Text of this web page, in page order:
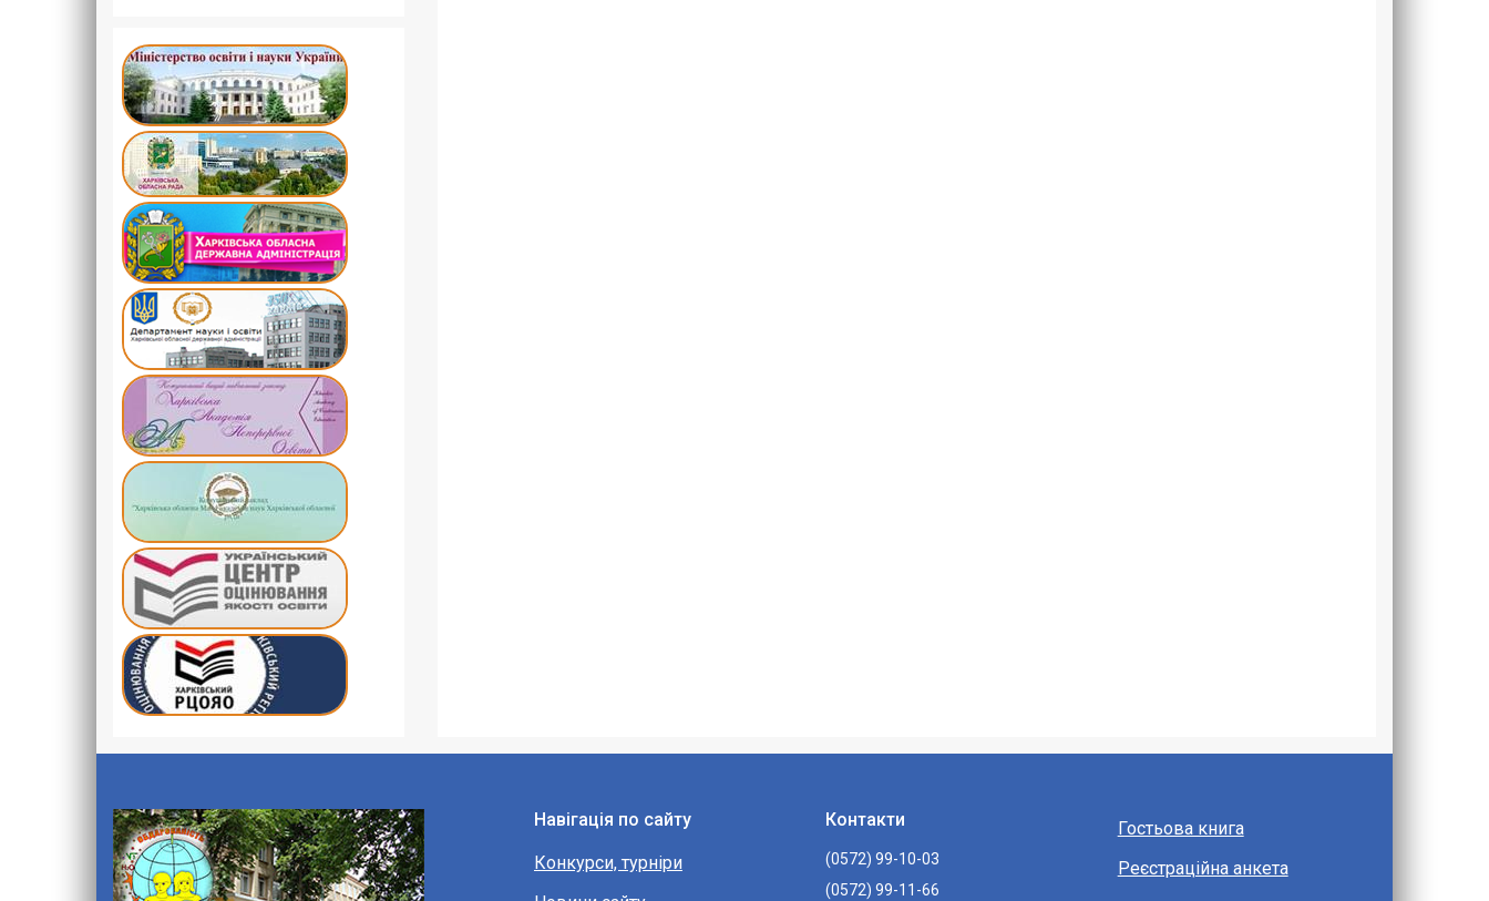
Навігація по сайту
Конкурси, турніри
Контакти
(0572) 99-10-03
(0572) 99-11-66
Гостьова книга
Реєстраційна анкета